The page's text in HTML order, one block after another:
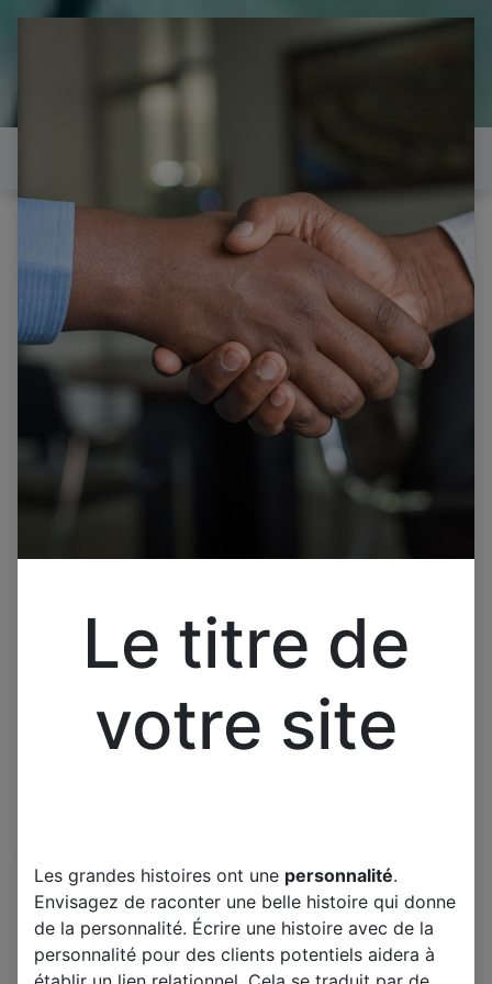
il est temps de
réparer...Electronique 66 est
heureux de vous aider
Tous les produits
Pièce pour TV PHILIPS 55PUS6262 715G8709-
M0E-B00-005K
Pièce pour TV PHILIPS
55PUS6262 715G8709-M0E-
B00-005K
Le titre de
votre site
Les grandes histoires ont une personnalité.
Envisagez de raconter une belle histoire qui donne
de la personnalité. Écrire une histoire avec de la
personnalité pour des clients potentiels aidera à